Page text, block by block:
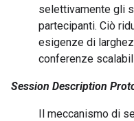
selettivamente gli
partecipanti. Ciò
esigenze di
conferenze
Session Description
Il meccanismo di